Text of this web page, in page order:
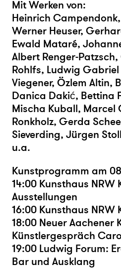
Mit Werken von:
Heinrich
Werner Heuser,
Ewald Mataré,
Albert Renger-
Rohlfs, Ludwig
Viegener, Özlem Altin,
Danica Dakić, Bettina
Mischa Kuball, Marcel
Ronkholz, Gerda
Sieverding, Jürgen
u.a.
Kunstprogramm am
14:00 Kunsthaus
Ausstellungen
16:00 Kunsthaus
18:00 Neuer Aachener
Künstlergespräch
19:00 Ludwig Forum:
Bar und Ausklang